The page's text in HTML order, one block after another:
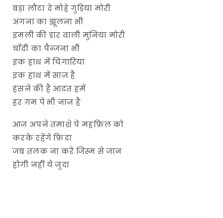
बड़ा लौटा दे मोहे गुड़िया मोरी
अंगना का झूलना भी
इमली की डार वाली मुनिया मोरी
चाँदी का पैन्जना भी
इक हाथ में चिंगारियां
इक हाथ में साज़ है
हंसने की है आदत हमें
हर ग़म पे भी नाज़ है
आज अपने तमाशे पे महफ़िल को
करके रहेंगे फ़िदा
जब तलक ना करें जिस्म से जान
होगी नहीं ये जुदा